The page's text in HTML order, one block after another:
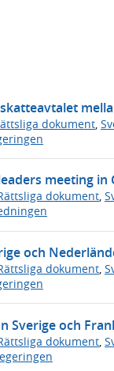
dokument
meeting in
dokument,
och
dokument,
Sverige och
dokument